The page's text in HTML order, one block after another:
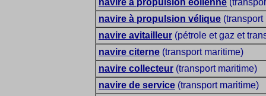
navire à propulsion éolienne
navire à propulsion vélique (transport
navire avitailleur (pétrole et gaz et
navire citerne (transport maritime)
navire collecteur (transport maritime)
navire de service (transport maritime)